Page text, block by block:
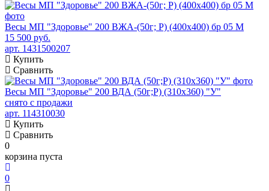
Весы МП "Здоровье" 200 ВЖА-(50г; Р) (400х400) бр 05 М
15 500 руб.
арт. 1431500207
Купить
Сравнить
Весы МП "Здоровье" 200 ВДА (50г;Р) (310х360) "У"
снято с продажи
арт. 114310030
Купить
Сравнить
0
корзина пуста
0